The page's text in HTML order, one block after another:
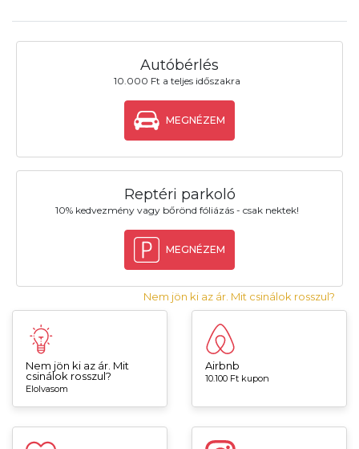
Autóbérlés
10.000 Ft a teljes időszakra
MEGNÉZEM
Reptéri parkoló
10% kedvezmény vagy bőrönd fóliázás - csak nektek!
MEGNÉZEM
Nem jön ki az ár. Mit csinálok rosszul?
Nem jön ki az ár. Mit
csinálok rosszul?
Elolvasom
Airbnb
10.100 Ft kupon